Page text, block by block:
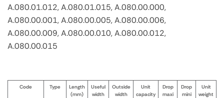
A.080.01.012, A.080.01.015, A.080.00.000,
A.080.00.001, A.080.00.005, A.080.00.006,
A.080.00.009, A.080.00.010, A.080.00.012,
A.080.00.015
Code Type
Length
(mm)
Useful
width
Outside
width
Unit
capacity
Drop
maxi
Drop
mini
Unit
weight